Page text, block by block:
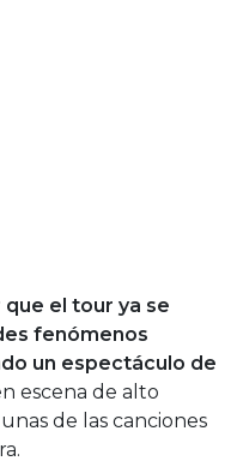
el tour ya se
fenómenos
un espectáculo de
escena de alto
de las canciones